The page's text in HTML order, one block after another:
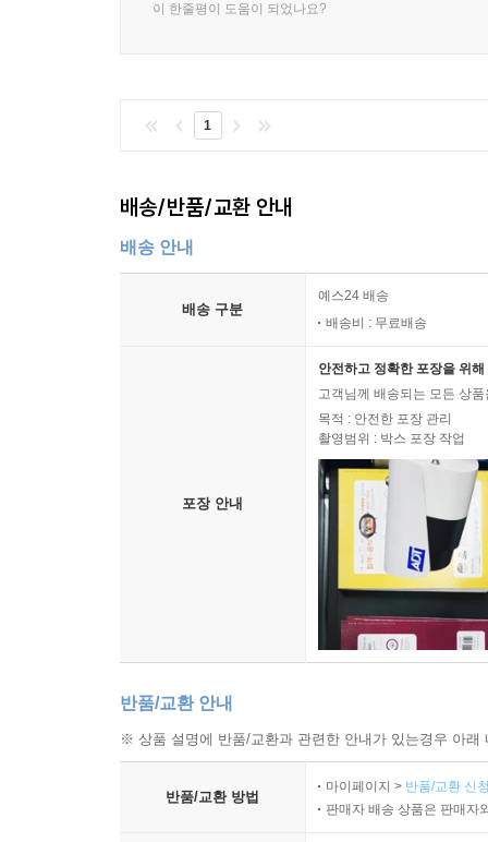
이 한줄평이 도움이 되었나요?
1
배송/반품/교환 안내
배송 안내
배송 구분
예스24 배송
배송비 : 무료배송
포장 안내
안전하고 정확한 포장을 위
고객님께 배송되는 모든 상
목적 : 안전한 포장 관리
촬영범위 : 박스 포장 작업
반품/교환 안내
※ 상품 설명에 반품/교환과 관련한 안내가 있는경우 아
반품/교환 방법
마이페이지 > 반품/교환 신
판매자 배송 상품은 판매자